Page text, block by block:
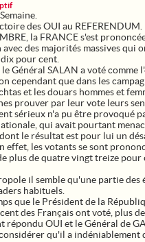
des OUI au REFERENDUM.
la FRANCE s'est
des majorités massives qui
pour cent.
le Général SALAN a voté comme
cependant que dans les
et les douars hommes et
prouver par leur vote leurs
sérieux n'a pu être provoqué
qui avait pourtant
le résultat est pour lui un
effet, les votants se sont
plus de quatre vingt treize pour
il semble qu'une partie des
habituels.
que le Président de la
des Français ont voté, plus
répondu OUI et le Général de
qu'il a indéniablement